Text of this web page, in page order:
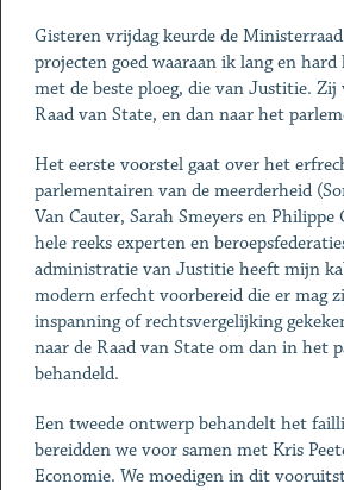
Gisteren vrijdag keurde de
projecten goed waaraan ik lang en hard
met de beste ploeg, die van Justitie.
Raad van State, en dan naar het
Het eerste voorstel gaat over het
parlementairen van de meerderheid
Van Cauter, Sarah Smeyers en
hele reeks experten en
administratie van Justitie heeft mijn
modern erfecht voorbereid die er mag
inspanning of rechtsvergelijking
naar de Raad van State om dan in het
behandeld.
Een tweede ontwerp behandelt het
bereidden we voor samen met Kris
Economie. We moedigen in dit